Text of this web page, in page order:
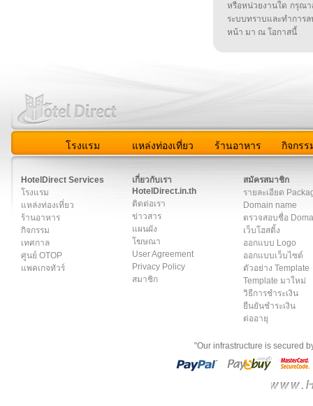
หรือหน่วยงานใด กรุณา
ระบบทราบและทำกา
หน้า มา ณ โอกาสนี้
โรงแรม แหล่งท่องเที่ยว ร้านอาหาร กิจกรร
HotelDirect Services
โรงแรม
แหล่งท่องเที่ยว
ร้านอาหาร
กิจกรรม
เทศกาล
ศูนย์ OTOP
แพคเกจทัวร์
เกี่ยวกับเรา
HotelDirect.in.th
ติดต่อเรา
ข่าวสาร
แผนผัง
โฆษณา
User Agreement
Privacy Policy
สมาชิก
สมัครสมาชิก
รายละเอียด
Domain name
ตรวจสอบชื่อ
เว็บโฮสติ้ง
ออกแบบ Logo
ออกแบบเว็บไซต์
ตัวอย่าง Template
Template มาใหม่
วิธีการชำระเงิน
ยืนยันชำระเงิน
ต่ออายุ
"Our infrastructure is secured